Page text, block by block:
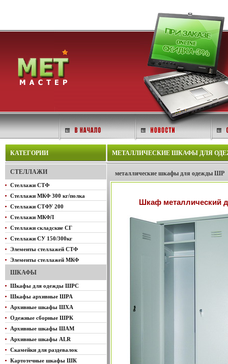
КАТЕГОРИИ
СТЕЛЛАЖИ
Стеллажи СТФ
Стеллажи МКФ 300 кг/полка
Стеллажи СТФУ 200
Стеллажи МКФЛ
Стеллажи складские СГ
Стеллажи СУ 150/300кг
Элементы стеллажей СТФ
Элементы стеллажей МКФ
ШКАФЫ
Шкафы для одежды ШРС
Шкафы архивные ШРА
Архивные шкафы ШХА
Одежные сборные ШРК
Архивные шкафы ШАМ
Архивные шкафы ALR
Скамейки для раздевалок
Картотечные шкафы ШК
МЕТАЛЛИЧЕСКИЕ ШКАФЫ ДЛЯ
металлические шкафы для одежды ШР
Шкаф металлический